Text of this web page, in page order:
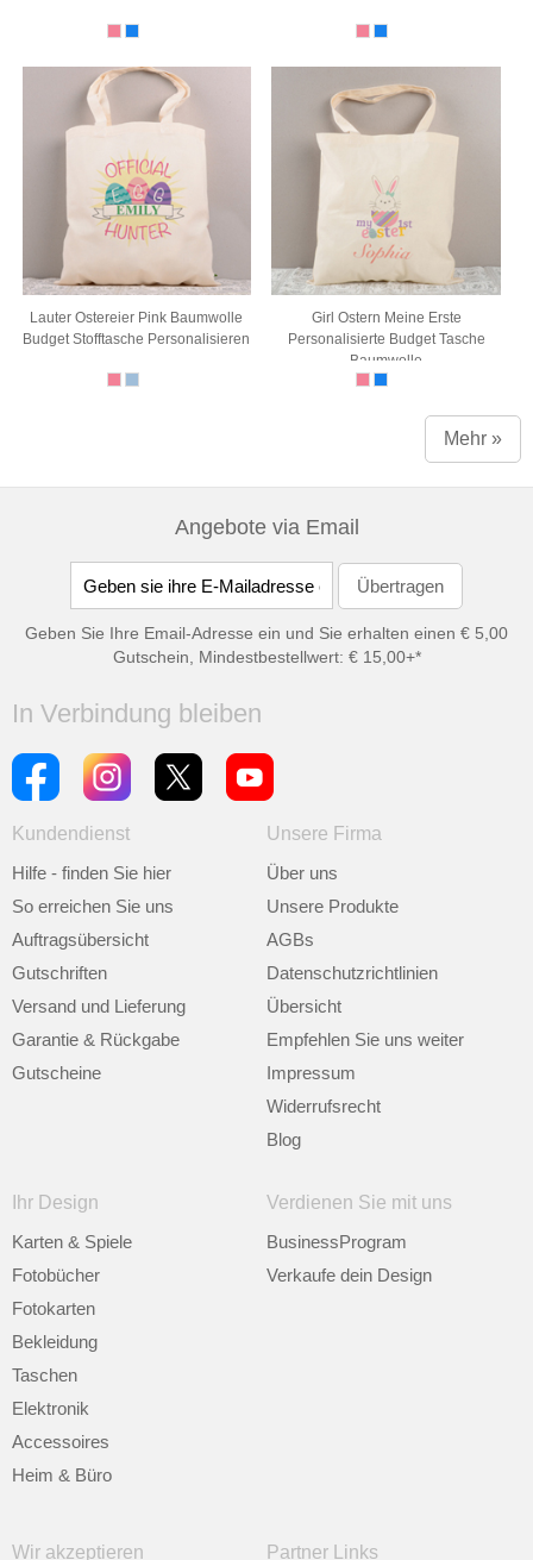
Lauter Ostereier Pink Baumwolle
Budget Stofftasche Personalisieren
Girl Ostern Meine Erste
Personalisierte Budget Tasche
Baumwolle
Mehr »
Angebote via Email
Geben Sie Ihre Email-Adresse ein und Sie erhalten einen € 5,00
Gutschein, Mindestbestellwert: € 15,00+*
In Verbindung bleiben
Kundendienst
Hilfe - finden Sie hier
So erreichen Sie uns
Auftragsübersicht
Gutschriften
Versand und Lieferung
Garantie & Rückgabe
Gutscheine
Unsere Firma
Über uns
Unsere Produkte
AGBs
Datenschutzrichtlinien
Übersicht
Empfehlen Sie uns weiter
Impressum
Widerrufsrecht
Blog
Ihr Design
Karten & Spiele
Fotobücher
Fotokarten
Bekleidung
Taschen
Elektronik
Accessoires
Heim & Büro
Verdienen Sie mit uns
BusinessProgram
Verkaufe dein Design
Wir akzeptieren Partner Links